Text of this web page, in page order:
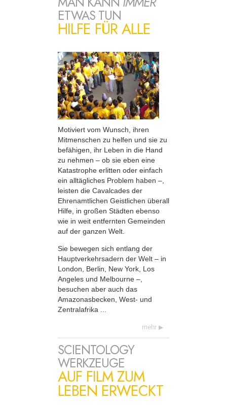
ETWAS TUN
HILFE FÜR ALLE
Motiviert vom Wunsch, ihren
Mitmenschen zu helfen und sie zu
befähigen, ihr Leben in die Hand
zu nehmen – ob sie eben eine
Katastrophe erlitten oder einfach
ein alltägliches Problem haben –,
leisten die Cavalcades der
Ehrenamtlichen Geistlichen überall
Hilfe, in großen Städten ebenso
wie in weit entfernten Gemeinden
auf der ganzen Welt.
Sie bewegen sich entlang der
Haupt­verkehrsadern der Welt – in
London, Berlin, New York, Los
Angeles und Melbourne –,
besuchen aber auch das
Amazonasbecken, West- und
Zentralafrika ...
mehr
SCIENTOLOGY
WERKZEUGE
AUF FILM ZUM
LEBEN ERWECKT